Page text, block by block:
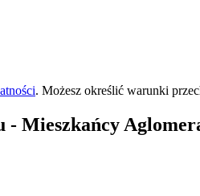
. Możesz określić warunki
- Mieszkańcy